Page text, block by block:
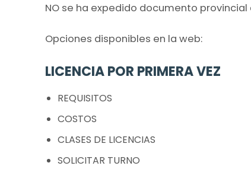
NO se ha expedido documento
Opciones disponibles en la web:
LICENCIA POR PRIMERA VEZ
REQUISITOS
COSTOS
CLASES DE LICENCIAS
SOLICITAR TURNO